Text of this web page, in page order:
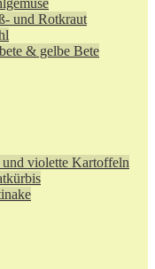
und Rotkraut
& gelbe Bete
violette Kartoffeln